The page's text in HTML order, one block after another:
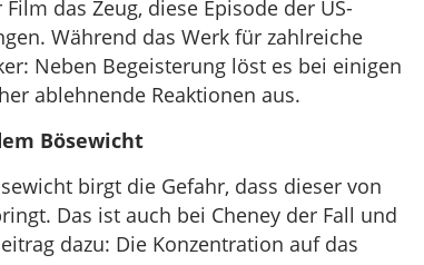
das Zeug, diese Episode der US-
Während das Werk für zahlreiche
Neben Begeisterung löst es bei einigen
ablehnende Reaktionen aus.
Bösewicht
birgt die Gefahr, dass dieser von
Das ist auch bei Cheney der Fall und
dazu: Die Konzentration auf das